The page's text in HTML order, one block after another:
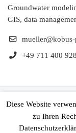
Groundwater
GIS, data
+49 711 400
© 2026
Powered by
Diese Website
zu Ihren